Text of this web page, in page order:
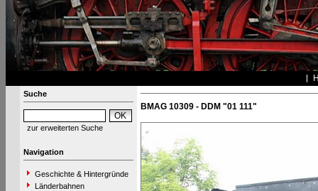
Suche
zur erweiterten Suche
Navigation
Geschichte & Hintergründe
Länderbahnen
BMAG 10309 - DDM "01 111"